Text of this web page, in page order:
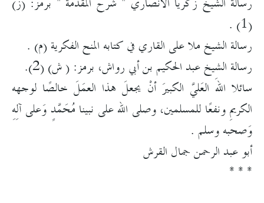
(1) .
رسالة الشيخ ملا على القاري في كتابه المنح الفكرية (م) .
رسالة الشيخ عبد الحكيم بن أبي رواش، برمز: ( ش) (2).
سائلا اللهَ العَليَّ الكبيرَ أنْ يجعلَ هذا العمَلَ خالصًا لوجهه
الكريمِ ونفعًا للمسلمين، وصلى الله على نبينا مُحَمَّدٍ وَعلى آلِهِ
وَصحبه وسلم .
أبو عبد الرحمن جمال القرش
* * *